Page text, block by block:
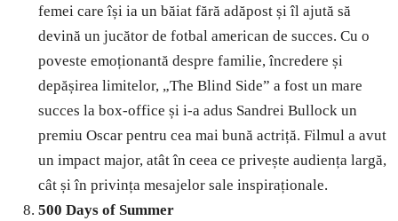
femei care își ia un băiat fără adăpost și îl ajută să
devină un jucător de fotbal american de succes. Cu o
poveste emoționantă despre familie, încredere și
depășirea limitelor, „The Blind Side” a fost un mare
succes la box-office și i-a adus Sandrei Bullock un
premiu Oscar pentru cea mai bună actriță. Filmul a avut
un impact major, atât în ceea ce privește audiența largă,
cât și în privința mesajelor sale inspiraționale.
500 Days of Summer